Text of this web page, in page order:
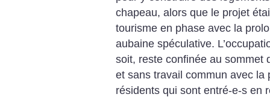
chapeau, alors que le projet
tourisme en phase avec la
aubaine spéculative.
soit, reste confinée au sommet
et sans travail commun avec
résidents qui sont entré-e-s en